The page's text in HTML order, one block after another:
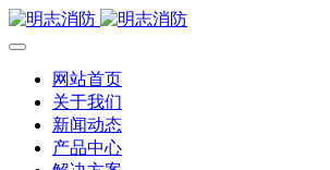
网站首页
关于我们
新闻动态
产品中心